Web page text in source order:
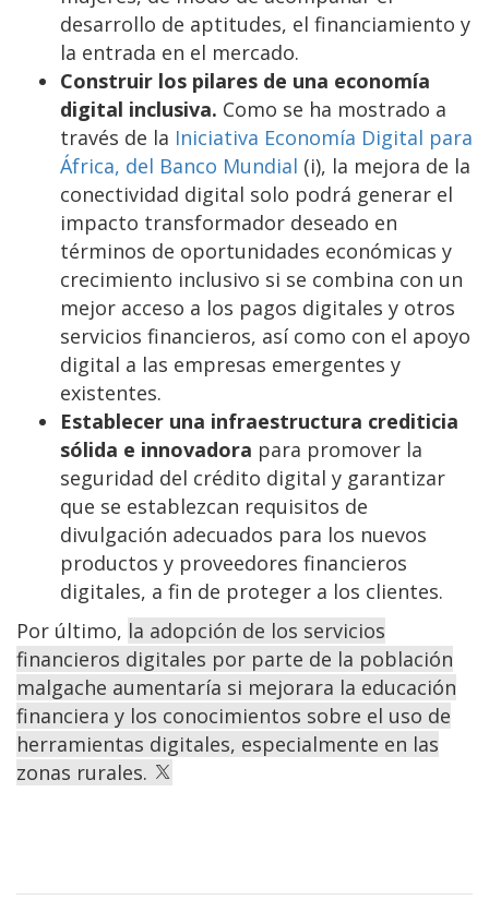
desarrollo de aptitudes, el financiamiento y
la entrada en el mercado.
Construir los pilares de una economía
digital inclusiva. Como se ha mostrado a
través de la Iniciativa Economía Digital para
África, del Banco Mundial (i), la mejora de la
conectividad digital solo podrá generar el
impacto transformador deseado en
términos de oportunidades económicas y
crecimiento inclusivo si se combina con un
mejor acceso a los pagos digitales y otros
servicios financieros, así como con el apoyo
digital a las empresas emergentes y
existentes.
Establecer una infraestructura crediticia
sólida e innovadora para promover la
seguridad del crédito digital y garantizar
que se establezcan requisitos de
divulgación adecuados para los nuevos
productos y proveedores financieros
digitales, a fin de proteger a los clientes.
Por último, la adopción de los servicios
financieros digitales por parte de la población
malgache aumentaría si mejorara la educación
financiera y los conocimientos sobre el uso de
herramientas digitales, especialmente en las
zonas rurales.